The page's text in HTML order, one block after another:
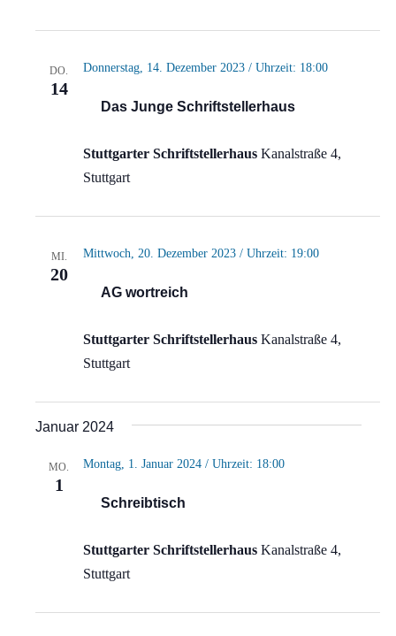
DO.
14
Das Junge Schriftstellerhaus
Donnerstag, 14. Dezember 2023 / Uhrzeit: 18:00
Stuttgarter Schriftstellerhaus Kanalstraße 4,
Stuttgart
MI.
20
AG wortreich
Mittwoch, 20. Dezember 2023 / Uhrzeit: 19:00
Stuttgarter Schriftstellerhaus Kanalstraße 4,
Stuttgart
Januar 2024
MO.
1
Schreibtisch
Montag, 1. Januar 2024 / Uhrzeit: 18:00
Stuttgarter Schriftstellerhaus Kanalstraße 4,
Stuttgart